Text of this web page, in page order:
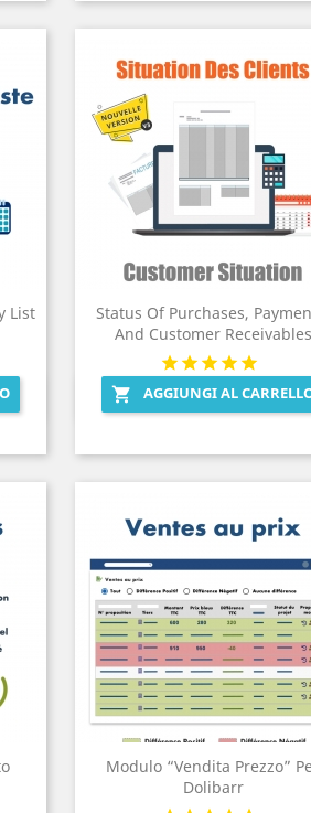
List
Status Of Purchases,
And Customer Receivables
 AGGIUNGI AL
Anteprima
Modulo “Vendita Prezzo”
Dolibarr